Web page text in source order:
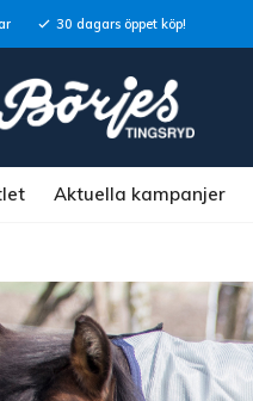
30 dagars öppet köp!
Aktuella kampanjer